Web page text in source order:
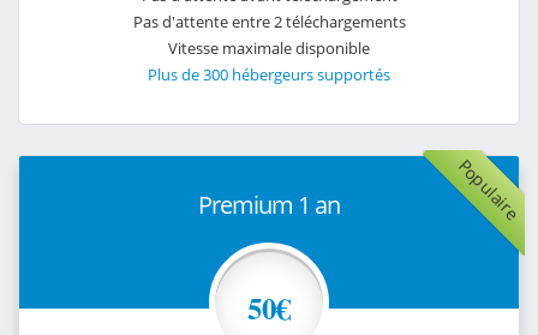
Pas d'attente entre 2 téléchargements
Vitesse maximale disponible
Plus de 300 hébergeurs supportés
Populaire
Premium 1 an
50€